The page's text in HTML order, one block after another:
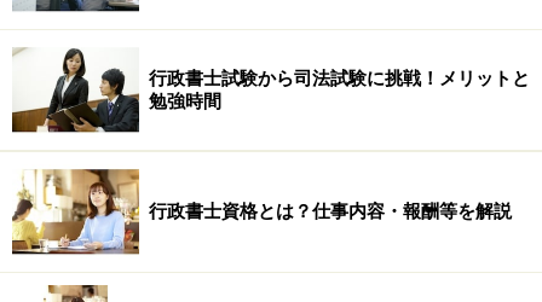
をひっかけに利用してもいます（平成24年問題5の1、平
成25年問題6のア）。
なお、上記でご紹介した本試験問題は、
士試験研究センターにて掲載されております。
以上から、統治の条文問題の分析のポイントをまとめま
す。
・出題数は1問前後
行政書士試験から司法試験に挑戦！メリットと
勉強時間
行政書士資格とは？仕事内容・報酬等を解説